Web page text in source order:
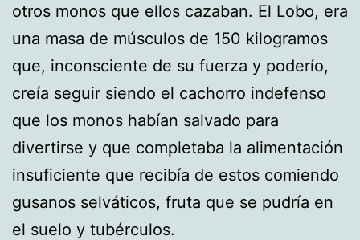
otros monos que ellos cazaban. El Lobo, era
una masa de músculos de 150 kilogramos
que, inconsciente de su fuerza y poderío,
creía seguir siendo el cachorro indefenso
que los monos habían salvado para
divertirse y que completaba la alimentación
insuficiente que recibía de estos comiendo
gusanos selváticos, fruta que se pudría en
el suelo y tubérculos.